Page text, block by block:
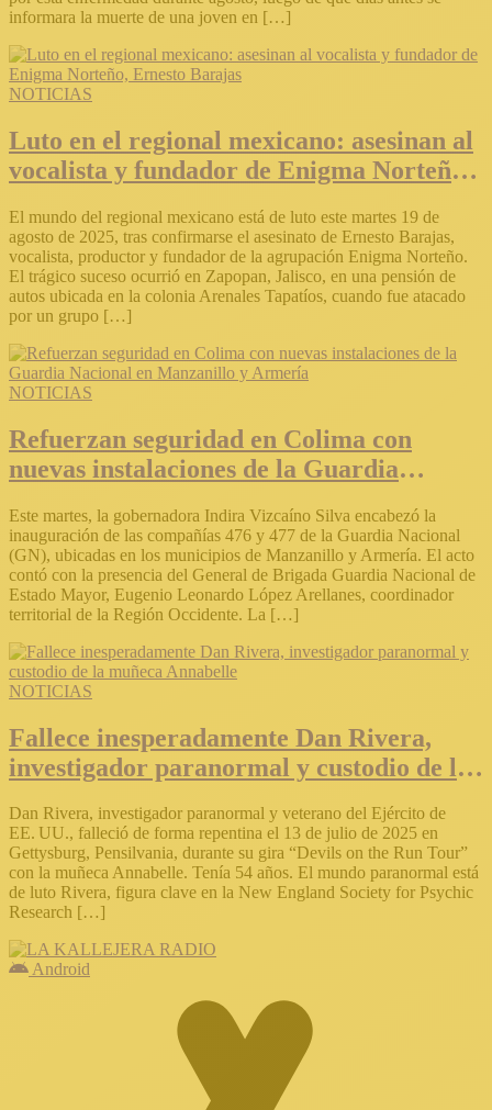
informara la muerte de una joven en […]
NOTICIAS
Luto en el regional mexicano: asesinan al
vocalista y fundador de Enigma Norteño,
El mundo del regional mexicano está de luto este martes 19 de
agosto de 2025, tras confirmarse el asesinato de Ernesto Barajas,
vocalista, productor y fundador de la agrupación Enigma Norteño.
El trágico suceso ocurrió en Zapopan, Jalisco, en una pensión de
autos ubicada en la colonia Arenales Tapatíos, cuando fue atacado
por un grupo […]
NOTICIAS
Refuerzan seguridad en Colima con
nuevas instalaciones de la Guardia
Este martes, la gobernadora Indira Vizcaíno Silva encabezó la
inauguración de las compañías 476 y 477 de la Guardia Nacional
(GN), ubicadas en los municipios de Manzanillo y Armería. El acto
contó con la presencia del General de Brigada Guardia Nacional de
Estado Mayor, Eugenio Leonardo López Arellanes, coordinador
territorial de la Región Occidente. La […]
NOTICIAS
Fallece inesperadamente Dan Rivera,
investigador paranormal y custodio de la
Dan Rivera, investigador paranormal y veterano del Ejército de
EE. UU., falleció de forma repentina el 13 de julio de 2025 en
Gettysburg, Pensilvania, durante su gira “Devils on the Run Tour”
con la muñeca Annabelle. Tenía 54 años. El mundo paranormal está
de luto Rivera, figura clave en la New England Society for Psychic
Research […]
Android